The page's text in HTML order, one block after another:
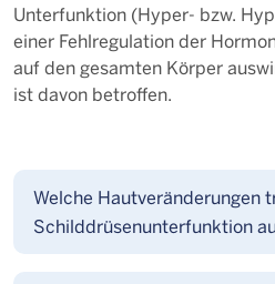
Unterfunktion (Hyper- bzw.
einer Fehlregulation der
auf den gesamten Körper
ist davon betroffen.
Welche Hautveränderungen
Schilddrüsenunterfunktion